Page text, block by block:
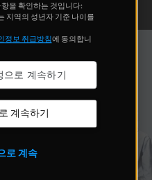
을 확인하는 것입니다:
지역의 성년자 기준 나이를
정보 취급방침에 동의합니
계속하기
로 계속